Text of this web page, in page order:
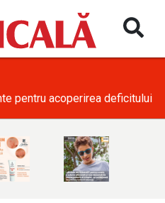
pentru acoperirea deficitului